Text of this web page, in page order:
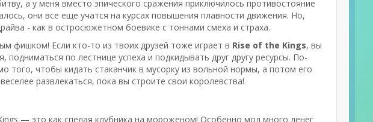
а у меня вместо эпического сражения приключилось противостояние
они все еще учатся на курсах повышения плавности движения. Но,
- как в остросюжетном боевике с тоннами смеха и страха.
фишком! Если кто-то из твоих друзей тоже играет в Rise of the Kings, вы
по лестнице успеха и подкидывать друг другу ресурсы. По-
чтобы кидать стаканчик в мусорку из вольной нормы, а потом его
развлекаться, пока вы строите свои королевства!
— это как спелая клубника на мороженом! Особенно мод много денег